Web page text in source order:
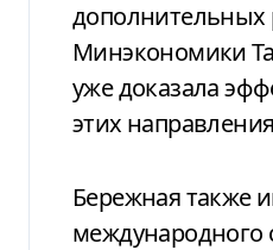
дополнительных
Минэкономики
уже доказала
этих
Бережная также
международного